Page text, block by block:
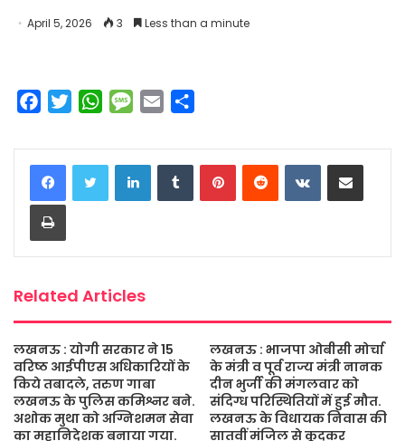
April 5, 2026 3 Less than a minute
c
e
b
o
o
i
t
t
W
a
t
s
M
s
s
a
a
i
a
r
e
LinkedInTumblrPinterestReddit VKontakteShare via Email
Print
Related Articles
लखनऊ : योगी सरकार ने 15
वरिष्ठ आईपीएस अधिकारियों के
किये तबादले, तरुण गाबा
लखनऊ के पुलिस कमिश्नर बने.
अशोक मुथा को अग्निशमन सेवा
का महानिदेशक बनाया गया.
लखनऊ : भाजपा ओबीसी मोर्चा
के मंत्री व पूर्व राज्य मंत्री नानक
दीन भुर्जी की मंगलवार को
संदिग्ध परिस्थितियों में हुई मौत.
लखनऊ के विधायक निवास की
सातवीं मंजिल से कूदकर